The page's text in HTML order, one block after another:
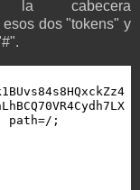
cabecera
dos "tokens" y
path=/;